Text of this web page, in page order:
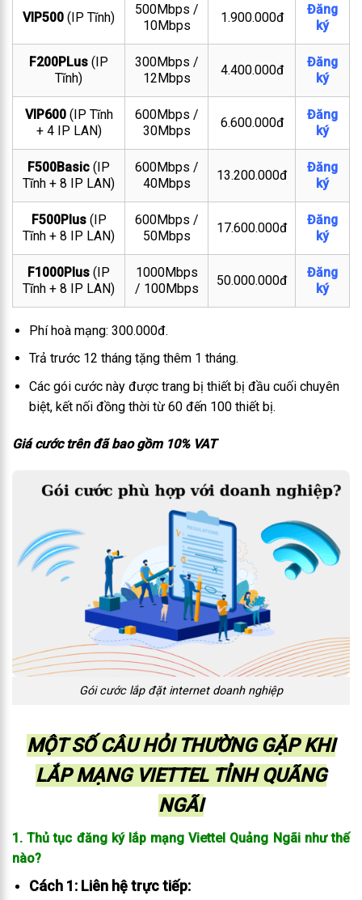
VIP500 (IP Tĩnh)
500Mbps /
10Mbps
1.900.000đ
Đăng
ký
F200PLus (IP
Tĩnh)
300Mbps /
12Mbps
4.400.000đ
Đăng
ký
VIP600(IP Tĩnh
+ 4 IP LAN)
600Mbps /
30Mbps
6.600.000đ
Đăng
ký
F500Basic (IP
Tĩnh + 8 IP LAN)
600Mbps /
40Mbps
13.200.000đ
Đăng
ký
F500Plus(IP
Tĩnh + 8 IP LAN)
600Mbps /
50Mbps
17.600.000đ
Đăng
ký
F1000Plus (IP
Tĩnh + 8 IP LAN)
1000Mbps
/ 100Mbps
50.000.000đ
Đăng
ký
Phí hoà mạng: 300.000đ.
Trả trước 12 tháng tặng thêm 1 tháng.
Các gói cước này được trang bị thiết bị đầu cuối chuyên
biệt, kết nối đồng thời từ 60 đến 100 thiết bị.
Giá cước trên đã bao gồm 10% VAT
Gói cước lắp đặt internet doanh nghiệp
MỘT SỐ CÂU HỎI THƯỜNG GẶP KHI
LẮP MẠNG VIETTEL TỈNH QUÃNG
NGÃI
1. Thủ tục đăng ký lắp mạng Viettel Quảng Ngãi như thế
nào?
Cách 1: Liên hệ trực tiếp: